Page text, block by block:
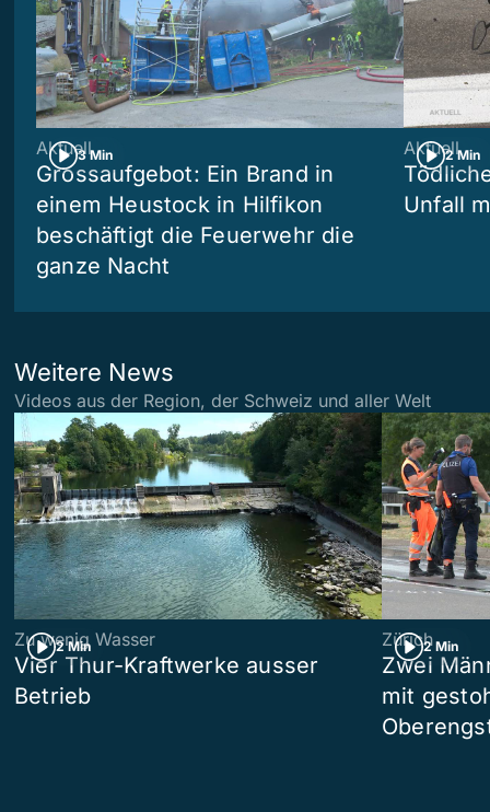
3 Min
Aktuell
Grossaufgebot: Ein Brand in
einem Heustock in Hilfikon
beschäftigt die Feuerwehr die
ganze Nacht
2 Min
Aktuell
Unfall
Weitere News
Videos aus der Region, der Schweiz und aller Welt
2 Min
Zu wenig Wasser
Vier Thur-Kraftwerke ausser
Betrieb
2 Min
Zürich
Zwei
mit